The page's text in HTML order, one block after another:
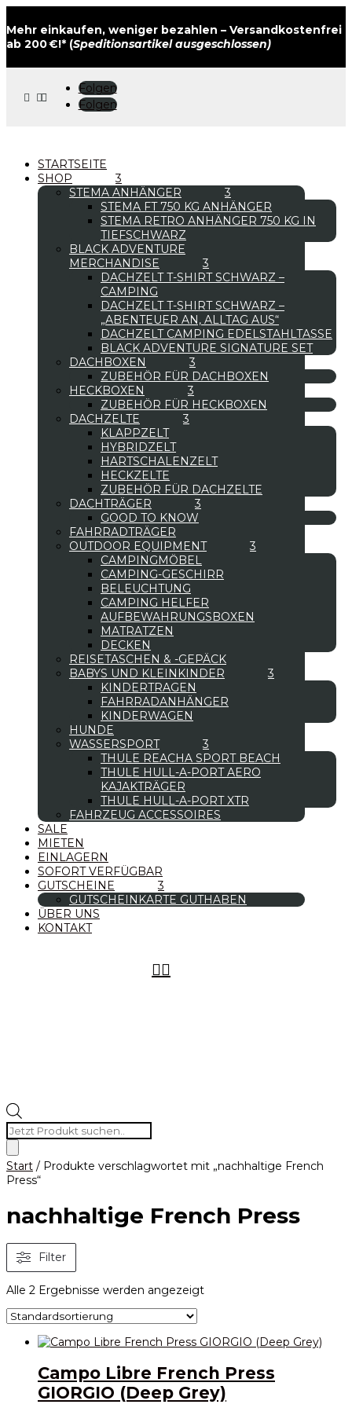
Mehr einkaufen, weniger bezahlen – Versandkostenfrei
ab 200 €!* (Speditionsartikel ausgeschlossen)
 
Folgen
Folgen
STARTSEITE
SHOP
STEMA ANHÄNGER
STEMA FT 750 KG ANHÄNGER
STEMA RETRO ANHÄNGER 750 KG IN
TIEFSCHWARZ
BLACK ADVENTURE
MERCHANDISE
DACHZELT T-SHIRT SCHWARZ –
CAMPING
DACHZELT T-SHIRT SCHWARZ –
„ABENTEUER AN, ALLTAG AUS“
DACHZELT CAMPING EDELSTAHLTASSE
BLACK ADVENTURE SIGNATURE SET
DACHBOXEN
ZUBEHÖR FÜR DACHBOXEN
HECKBOXEN
ZUBEHÖR FÜR HECKBOXEN
DACHZELTE
KLAPPZELT
HYBRIDZELT
HARTSCHALENZELT
HECKZELTE
ZUBEHÖR FÜR DACHZELTE
DACHTRÄGER
GOOD TO KNOW
FAHRRADTRÄGER
OUTDOOR EQUIPMENT
CAMPINGMÖBEL
CAMPING-GESCHIRR
BELEUCHTUNG
CAMPING HELFER
AUFBEWAHRUNGSBOXEN
MATRATZEN
DECKEN
REISETASCHEN & -GEPÄCK
BABYS UND KLEINKINDER
KINDERTRAGEN
FAHRRADANHÄNGER
KINDERWAGEN
HUNDE
WASSERSPORT
THULE REACHA SPORT BEACH
THULE HULL-A-PORT AERO
KAJAKTRÄGER
THULE HULL-A-PORT XTR
FAHRZEUG ACCESSOIRES
SALE
MIETEN
EINLAGERN
SOFORT VERFÜGBAR
GUTSCHEINE
GUTSCHEINKARTE GUTHABEN
ÜBER UNS
KONTAKT
Products
search

Start / Produkte verschlagwortet mit „nachhaltige French
Press“
nachhaltige French Press
Filter
Alle 2 Ergebnisse werden angezeigt
Campo Libre French Press
GIORGIO (Deep Grey)